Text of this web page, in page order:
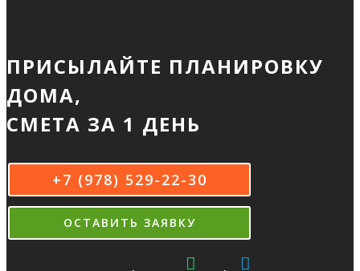
ПРИСЫЛАЙТЕ ПЛАНИРОВКУ
ДОМА,
СМЕТА ЗА 1 ДЕНЬ
+7 (978) 529-22-30
ОСТАВИТЬ ЗАЯВКУ